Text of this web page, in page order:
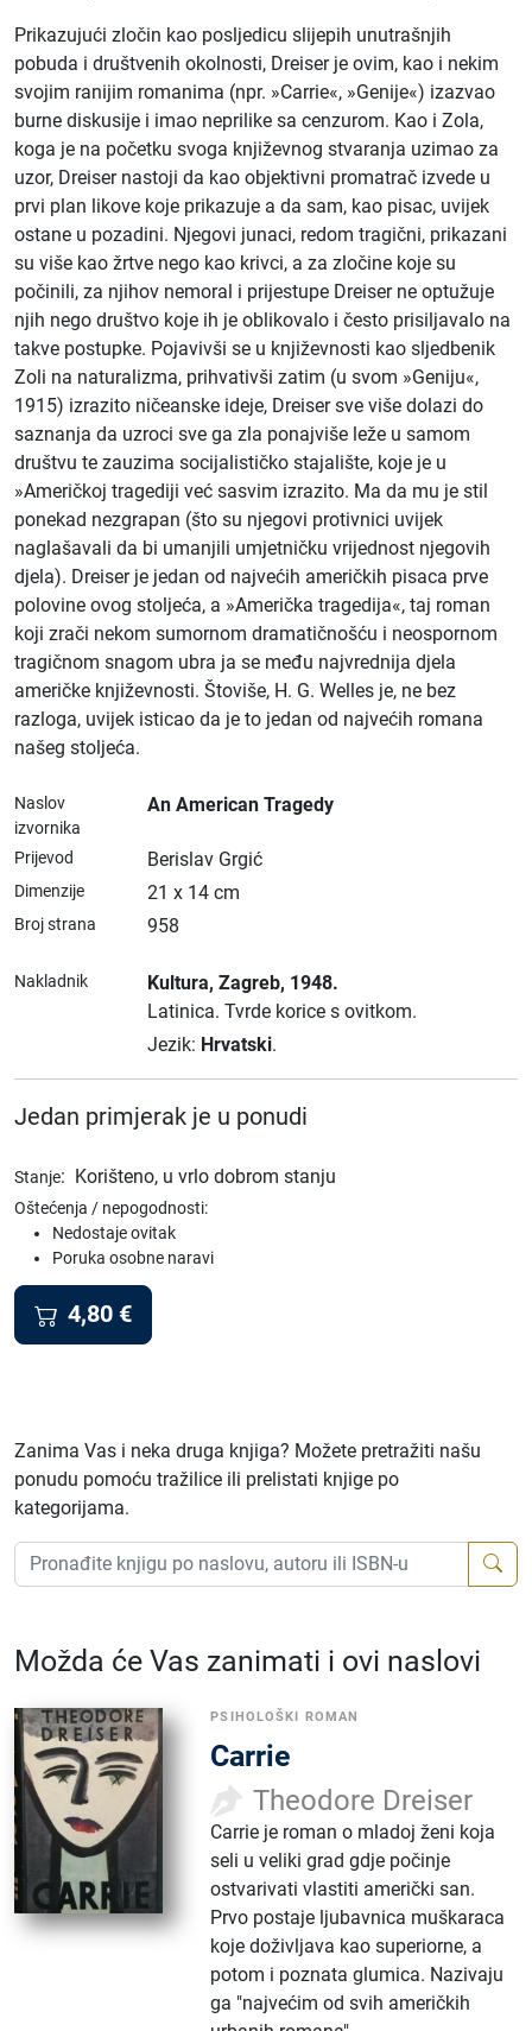
Prikazujući zločin kao posljedicu slijepih unutrašnjih
pobuda i društvenih okolnosti, Dreiser je ovim, kao i nekim
svojim ranijim romanima (npr. »Carrie«, »Genije«) izazvao
burne diskusije i imao neprilike sa cenzurom. Kao i Zola,
koga je na početku svoga književnog stvaranja uzimao za
uzor, Dreiser nastoji da kao objektivni promatrač izvede u
prvi plan likove koje prikazuje a da sam, kao pisac, uvijek
ostane u pozadini. Njegovi junaci, redom tragični, prikazani
su više kao žrtve nego kao krivci, a za zločine koje su
počinili, za njihov nemoral i prijestupe Dreiser ne optužuje
njih nego društvo koje ih je oblikovalo i često prisiljavalo na
takve postupke. Pojavivši se u književnosti kao sljedbenik
Zoli na naturalizma, prihvativši zatim (u svom »Geniju«,
1915) izrazito ničeanske ideje, Dreiser sve više dolazi do
saznanja da uzroci sve ga zla ponajviše leže u samom
društvu te zauzima socijalističko stajalište, koje je u
»Američkoj tragediji već sasvim izrazito. Ma da mu je stil
ponekad nezgrapan (što su njegovi protivnici uvijek
naglašavali da bi umanjili umjetničku vrijednost njegovih
djela). Dreiser je jedan od najvećih američkih pisaca prve
polovine ovog stoljeća, a »Američka tragedija«, taj roman
koji zrači nekom sumornom dramatičnošću i neospornom
tragičnom snagom ubra ja se među najvrednija djela
američke književnosti. Štoviše, H. G. Welles je, ne bez
razloga, uvijek isticao da je to jedan od najvećih romana
našeg stoljeća.
Naslov
izvornika
An American Tragedy
Prijevod Berislav Grgić
Dimenzije 21 x 14 cm
Broj strana 958
Nakladnik Kultura, Zagreb, 1948.
Latinica. Tvrde korice s ovitkom.
Jezik: Hrvatski.
Jedan primjerak je u ponudi
Stanje: Korišteno, u vrlo dobrom stanju
Oštećenja / nepogodnosti:
Nedostaje ovitak
Poruka osobne naravi
4,80 €
Zanima Vas i neka druga knjiga? Možete pretražiti našu
ponudu pomoću tražilice ili prelistati knjige po
kategorijama.
Možda će Vas zanimati i ovi naslovi
PSIHOLOŠKI ROMAN
Carrie
Theodore Dreiser
Carrie je roman o mladoj ženi koja
seli u veliki grad gdje počinje
ostvarivati ​​vlastiti američki san.
Prvo postaje ljubavnica muškaraca
koje doživljava kao superiorne, a
potom i poznata glumica. Nazivaju
ga "najvećim od svih američkih